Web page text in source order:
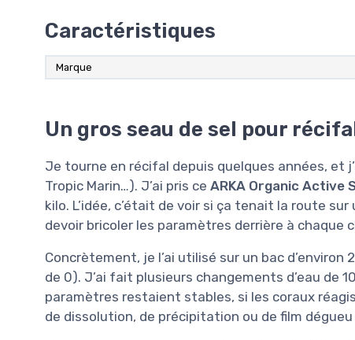
Caractéristiques
Marque
Un gros seau de sel pour
Je tourne en récifal depuis quelques années, et
Tropic Marin…). J’ai pris ce ARKA Organic Active
kilo. L’idée, c’était de voir si ça tenait la route
devoir bricoler les paramètres derrière à chaque
Concrètement, je l’ai utilisé sur un bac
de 0). J’ai fait plusieurs changements d’eau de
paramètres restaient stables, si les coraux
de dissolution, de précipitation ou de film